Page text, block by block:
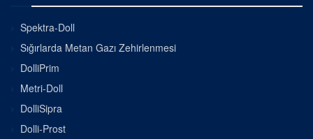
Spektra-Doll
Sığırlarda Metan Gazı Zehirlenmesi
DolliPrim
Metri-Doll
DolliSipra
Dolli-Prost